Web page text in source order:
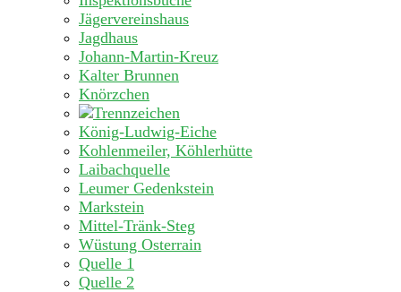
Jägervereinshaus
Jagdhaus
Johann-Martin-Kreuz
Kalter Brunnen
Knörzchen
König-Ludwig-Eiche
Kohlenmeiler, Köhlerhütte
Laibachquelle
Leumer Gedenkstein
Markstein
Mittel-Tränk-Steg
Wüstung Osterrain
Quelle 1
Quelle 2